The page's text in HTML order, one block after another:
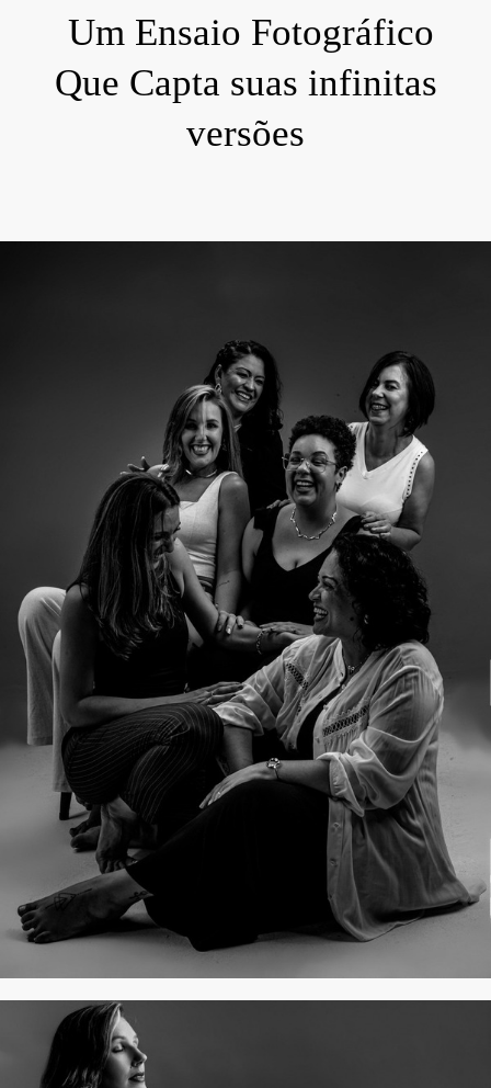
Um Ensaio Fotográfico
Que Capta suas infinitas
versões